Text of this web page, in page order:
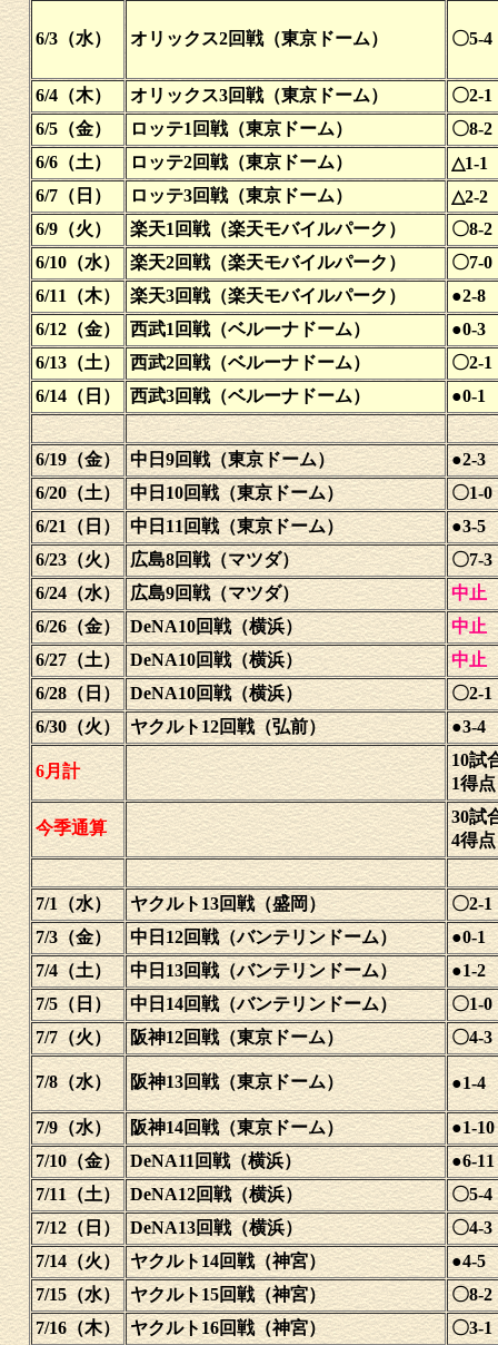
6/3（水） オリックス2回戦（東京ドーム） 〇5-4
6/4（木） オリックス3回戦（東京ドーム）
〇2-1
6/5（金）
ロッテ1回戦（東京ドーム）
〇8-2
6/6（土）
ロッテ2回戦（東京ドーム）
△1-1
6/7（日）
ロッテ3回戦（東京ドーム）
△2-2
6/9（火）
楽天1回戦（楽天モバイルパーク）
〇8-2
6/10（水）
楽天2回戦（楽天モバイルパーク）
〇7-0
6/11（木）
楽天3回戦（楽天モバイルパーク）
●2-8
6/12（金）
西武1回戦（ベルーナドーム）
●0-3
6/13（土）
西武2回戦（ベルーナドーム）
〇2-1
6/14（日）
西武3回戦（ベルーナドーム） ●0-1
6/19（金） 中日9回戦（東京ドーム）
●2-3
6/20（土） 中日10回戦（東京ドーム）
〇1-0
6/21（日） 中日11回戦（東京ドーム）
●3-5
6/23（火） 広島8回戦（マツダ）
〇7-3
6/24（水）
広島9回戦（マツダ）
中止
6/26（金） DeNA10回戦（横浜）
中止
6/27（土）
DeNA10回戦（横浜）
中止
6/28（日） DeNA10回戦（横浜）
〇2-1
6/30（火） ヤクルト12回戦（弘前） ●3-4
6月計
10試
1得
今季通算
30試
4得
7/1（水） ヤクルト13回戦（盛岡）
〇2-1
7/3（金）
中日12回戦（バンテリンドーム）
●0-1
7/4（土）
中日13回戦（バンテリンドーム）
●1-2
7/5（日）
中日14回戦（バンテリンドーム）
〇1-0
7/7（火）
阪神12回戦（東京ドーム） 〇4-3
7/8（水） 阪神13回戦（東京ドーム） ●1-4
7/9（水） 阪神14回戦（東京ドーム）
●1-10
7/10（金） DeNA11回戦（横浜）
●6-11
7/11（土） DeNA12回戦（横浜）
〇5-4
7/12（日）
DeNA13回戦（横浜）
〇4-3
7/14（火） ヤクルト14回戦（神宮）
●4-5
7/15（水） ヤクルト15回戦（神宮）
〇8-2
7/16（木） ヤクルト16回戦（神宮）
〇3-1